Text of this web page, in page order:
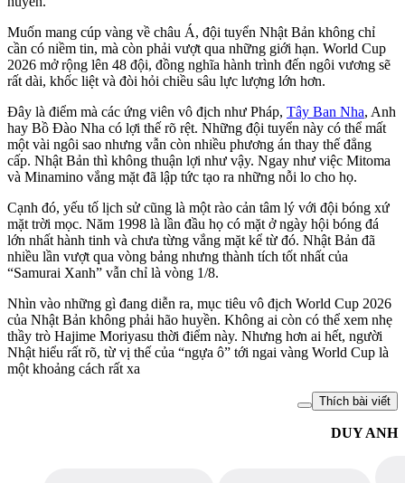
Muốn mang cúp vàng về châu Á, đội tuyển Nhật Bản không chỉ
cần có niềm tin, mà còn phải vượt qua những giới hạn. World Cup
2026 mở rộng lên 48 đội, đồng nghĩa hành trình đến ngôi vương sẽ
rất dài, khốc liệt và đòi hỏi chiều sâu lực lượng lớn hơn.
Đây là điểm mà các ứng viên vô địch như Pháp, Tây Ban Nha, Anh
hay Bồ Đào Nha có lợi thế rõ rệt. Những đội tuyển này có thể mất
một vài ngôi sao nhưng vẫn còn nhiều phương án thay thế đẳng
cấp. Nhật Bản thì không thuận lợi như vậy. Ngay như việc Mitoma
và Minamino vắng mặt đã lập tức tạo ra những nỗi lo cho họ.
Cạnh đó, yếu tố lịch sử cũng là một rào cản tâm lý với đội bóng xứ
mặt trời mọc. Năm 1998 là lần đầu họ có mặt ở ngày hội bóng đá
lớn nhất hành tinh và chưa từng vắng mặt kể từ đó. Nhật Bản đã
nhiều lần vượt qua vòng bảng nhưng thành tích tốt nhất của
“Samurai Xanh” vẫn chỉ là vòng 1/8.
Nhìn vào những gì đang diễn ra, mục tiêu vô địch World Cup 2026
của Nhật Bản không phải hão huyền. Không ai còn có thể xem nhẹ
thầy trò Hajime Moriyasu thời điểm này. Nhưng hơn ai hết, người
Nhật hiểu rất rõ, từ vị thế của “ngựa ô” tới ngai vàng World Cup là
một khoảng cách rất xa
Thích bài viết
DUY ANH